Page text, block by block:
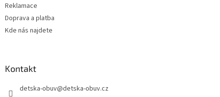
Reklamace
Doprava a platba
Kde nás najdete
Kontakt
detska-obuv@detska-obuv.cz